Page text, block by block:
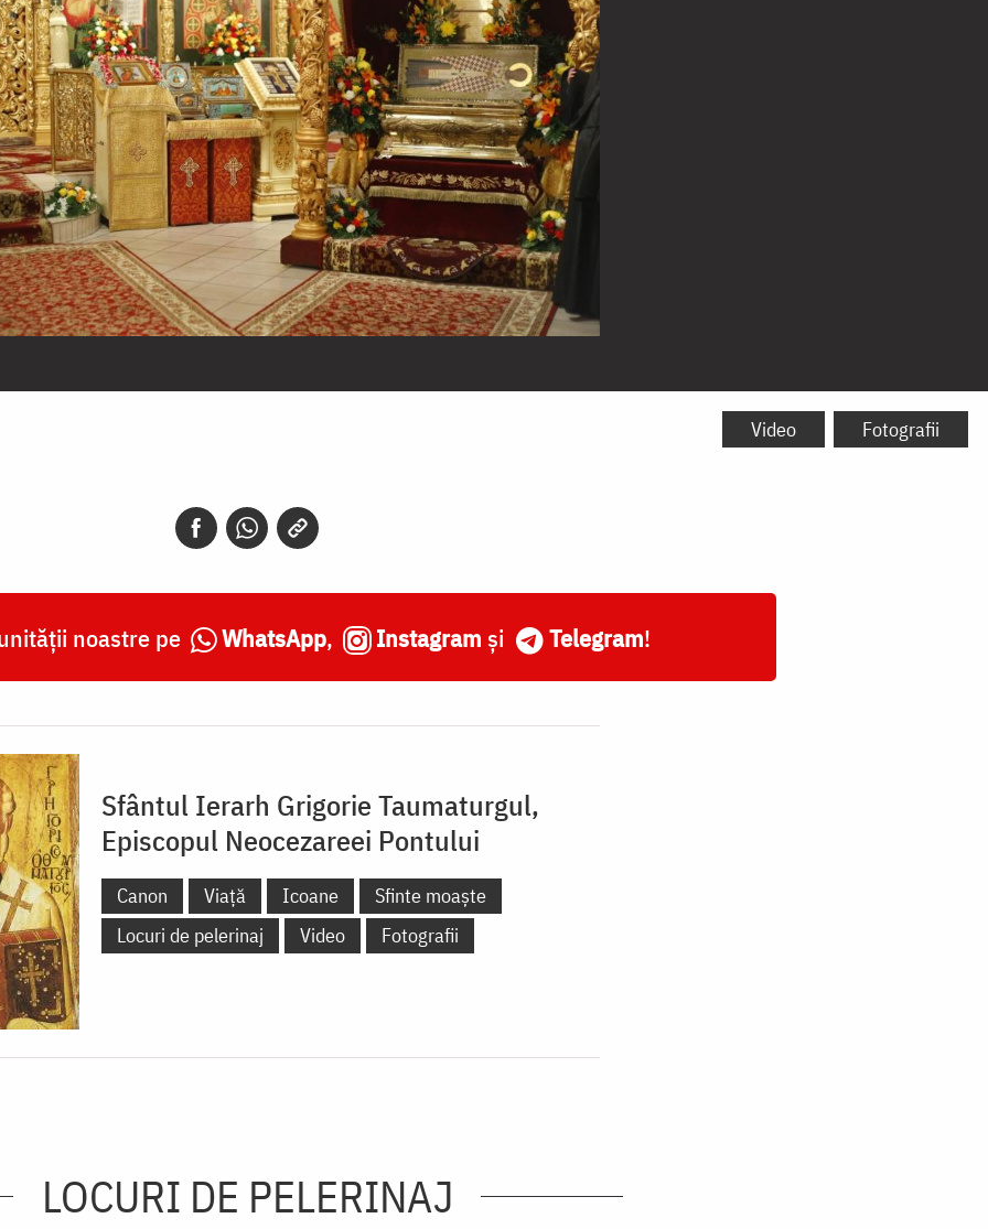
Video Fotografii
noastre pe WhatsApp, Instagram și Telegram!
Sfântul Ierarh Grigorie Taumaturgul,
Episcopul Neocezareei Pontului
Canon Viață Icoane
Sfinte moaște
Locuri de pelerinaj
Video Fotografii
LOCURI DE PELERINAJ